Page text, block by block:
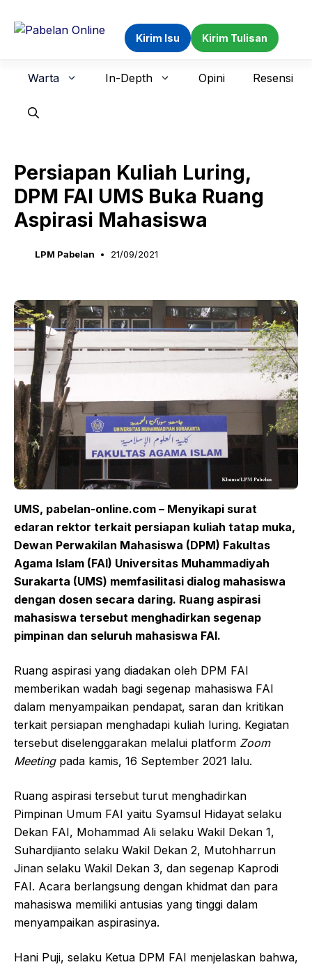
Kirim Isu Kirim Tulisan
Warta In-Depth Opini Resensi
Persiapan Kuliah Luring,
DPM FAI UMS Buka Ruang
Aspirasi Mahasiswa
LPM Pabelan 21/09/2021
UMS, pabelan-online.com – Menyikapi surat
edaran rektor terkait persiapan kuliah tatap muka,
Dewan Perwakilan Mahasiswa (DPM) Fakultas
Agama Islam (FAI) Universitas Muhammadiyah
Surakarta (UMS) memfasilitasi dialog mahasiswa
dengan dosen secara daring. Ruang aspirasi
mahasiswa tersebut menghadirkan segenap
pimpinan dan seluruh mahasiswa FAI.
Ruang aspirasi yang diadakan oleh DPM FAI
memberikan wadah bagi segenap mahasiswa FAI
dalam menyampaikan pendapat, saran dan kritikan
terkait persiapan menghadapi kuliah luring. Kegiatan
tersebut diselenggarakan melalui platform Zoom
Meetingpada kamis, 16 September 2021 lalu.
Ruang aspirasi tersebut turut menghadirkan
Pimpinan Umum FAI yaitu Syamsul Hidayat selaku
Dekan FAI, Mohammad Ali selaku Wakil Dekan 1,
Suhardjianto selaku Wakil Dekan 2, Mutohharrun
Jinan selaku Wakil Dekan 3, dan segenap Kaprodi
FAI. Acara berlangsung dengan khidmat dan para
mahasiswa memiliki antusias yang tinggi dalam
menyampaikan aspirasinya.
Hani Puji, selaku Ketua DPM FAI menjelaskan bahwa,